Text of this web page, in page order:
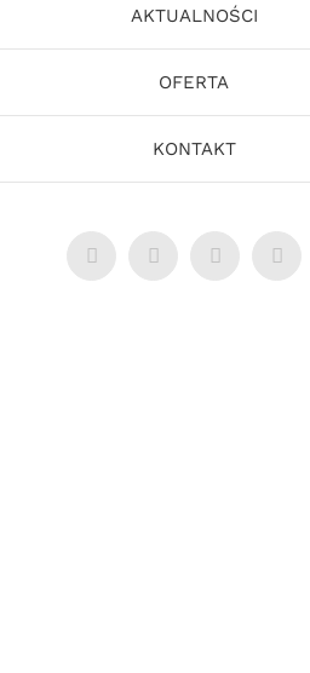
AKTUALNOŚCI
OFERTA
KONTAKT
FacebookLinkedInInstagram